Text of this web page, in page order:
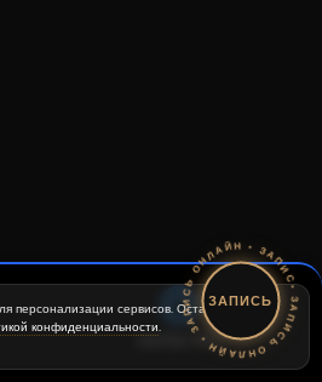
• ЗАПИСЬ ОНЛАЙН • ЗАПИСЬ ОНЛАЙН • ЗАПИСЬ ОНЛАЙН •
ЗАПИСЬ
НАПИСАТЬ
персонализации сервисов. Оставаясь на
конфиденциальности.